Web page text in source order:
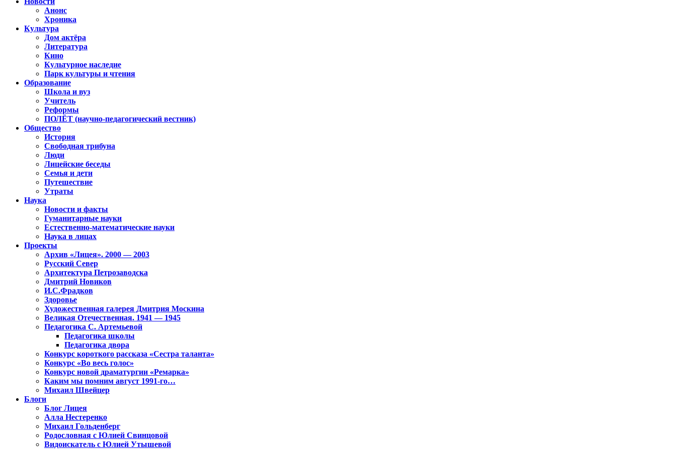
Анонс
Хроника
Культура
Дом актёра
Литература
Кино
Культурное наследие
Парк культуры и чтения
Образование
Школа и вуз
Учитель
Реформы
ПОЛЁТ (научно-педагогический вестник)
Общество
История
Свободная трибуна
Люди
Лицейские беседы
Семья и дети
Путешествие
Утраты
Наука
Новости и факты
Гуманитарные науки
Естественно-математические науки
Наука в лицах
Проекты
Архив «Лицея». 2000 — 2003
Русский Север
Архитектура Петрозаводска
Дмитрий Новиков
И.С.Фрадков
Здоровье
Художественная галерея Дмитрия Москина
Великая Отечественная. 1941 — 1945
Педагогика С. Артемьевой
Педагогика школы
Педагогика двора
Конкурс короткого рассказа «Сестра таланта»
Конкурс «Во весь голос»
Конкурс новой драматургии «Ремарка»
Каким мы помним август 1991-го…
Михаил Швейцер
Блоги
Блог Лицея
Алла Нестеренко
Михаил Гольденберг
Родословная с Юлией Свинцовой
Видоискатель с Юлией Утышевой